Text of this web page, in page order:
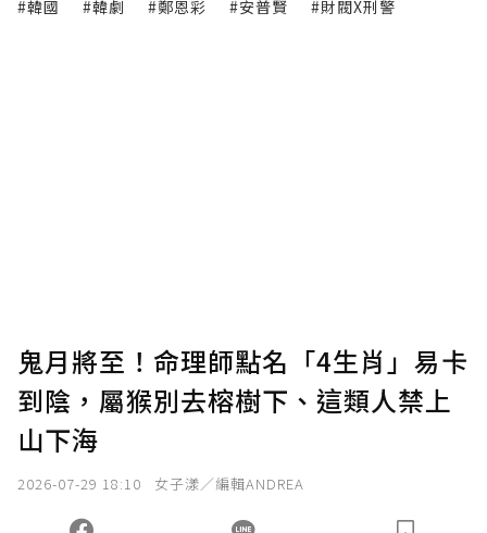
#韓國 #韓劇 #鄭恩彩 #安普賢 #財閥X刑警
鬼月將至！命理師點名「4生肖」易卡
到陰，屬猴別去榕樹下、這類人禁上
山下海
2026-07-29 18:10 女子漾／編輯ANDREA